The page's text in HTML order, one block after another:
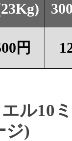
円
ル10
ジ)